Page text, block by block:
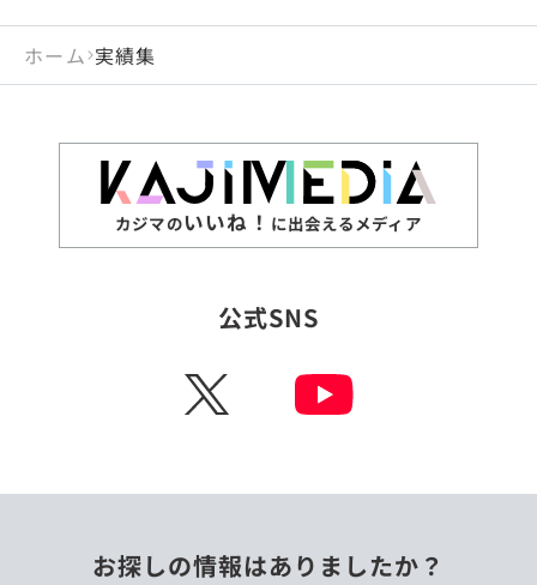
ホーム 実績集
カジマのいいね！ に出会えるメディア
公式SNS
X
お探しの情報はありましたか？